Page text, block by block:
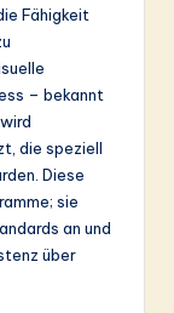
Fähigkeit
– bekannt
die speziell
Diese
sie
an und
über